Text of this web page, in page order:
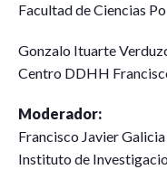
Facultad de Ciencias
Gonzalo Ituarte
Centro DDHH
Moderador:
Francisco Javier
Instituto de